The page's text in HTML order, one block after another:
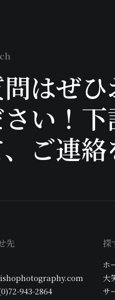
問はぜ
さい！
ご連絡
先
943-2864
探
ホ
大
サ